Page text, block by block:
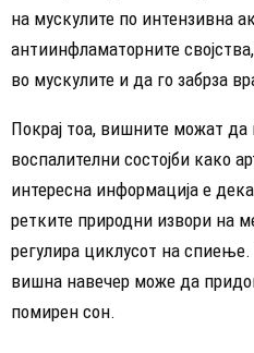
на мускулите по интензивна
антиинфламаторните
во мускулите и да го забрза
Покрај тоа, вишните можат да
воспалителни состојби како
интересна информација е
ретките природни извори на
регулира циклусот на
вишна навечер може да
помирен сон.